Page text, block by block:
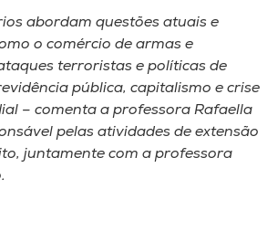
abordam questões atuais e
o comércio de armas e
terroristas e políticas de
pública, capitalismo e crise
– comenta a professora Rafaella
pelas atividades de extensão
juntamente com a professora